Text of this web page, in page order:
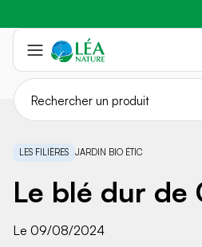
Aller
contenu
LES FILIÈRES JARDIN BIO ÉTIC
Le blé dur de
Le 09/08/2024